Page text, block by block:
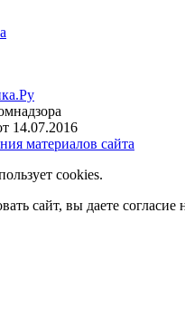
14.07.2016
материалов сайта
cookies.
сайт, вы даете согласие